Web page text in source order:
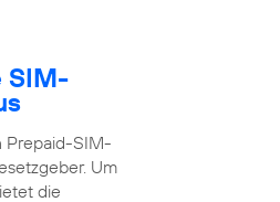
SIM-
Prepaid-SIM-
Um
die